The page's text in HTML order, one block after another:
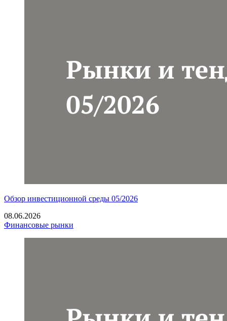
Обзор инвестиционной среды 05/2026
08.06.2026
Финансовые рынки